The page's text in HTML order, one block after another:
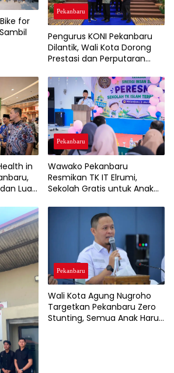
for
Pekanbaru
Pengurus KONI Pekanbaru
Dilantik, Wali Kota Dorong
Prestasi dan Perputaran
Olahraga
in
Luar
Pekanbaru
Wawako Pekanbaru
Resmikan TK IT Elrumi,
Sekolah Gratis untuk Anak
Wajib Belajar 13 Tahun
Pekanbaru
Wali Kota Agung Nugroho
Targetkan Pekanbaru Zero
Stunting, Semua Anak Harus